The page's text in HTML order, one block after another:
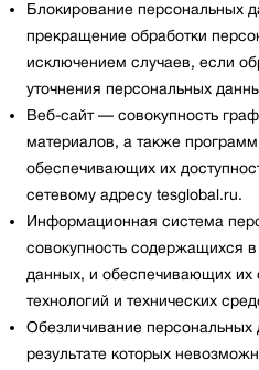
Блокирование персональных
прекращение обработки
исключением случаев, если
уточнения персональных
Веб-сайт — совокупность
материалов, а также
обеспечивающих их
сетевому адресу tesglobal.ru.
Информационная система
совокупность содержащихся
данных, и обеспечивающих
технологий и технических
Обезличивание
результате которых